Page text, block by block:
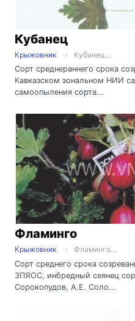
Кубанец
Крыжовник
Кубанец...
Сорт среднераннего срока
Кавказском зональном НИИ
самоопыления сорта...
Фламинго
Крыжовник
Фламинго...
Сорт среднего срока
ЗПЯОС, инбредный сеянец
Сорокопудов, А.Е. Соло...